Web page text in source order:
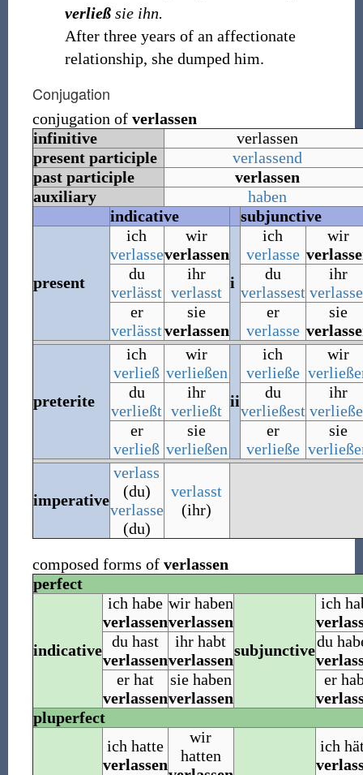
verließsie ihn.
After three years of an affectionate
relationship, she dumped him.
Conjugation
conjugation of verlassen
infinitive
verlassen
present participle
verlassend
past participle
verlassen
auxiliary
haben
indicative
subjunctive
present
ich
verlasse
wir
verlassen
i
ich
verlasse
wir
du
verlässt
ihr
verlasst
du
verlassest
ihr
er
verlässt
sie
verlassen
er
verlasse
sie
preterite
ich
verließ
wir
verließen
ii
ich
verließe
wir
du
verließt
ihr
verließt
du
verließest
ihr
er
verließ
sie
verließen
er
verließe
sie
imperative
verlass
(du)
verlasse
(du)
verlasst
(ihr)
composed forms of verlassen
perfect
indicative
ich habe
verlassen
wir haben
verlassen
subjunctive
ich
du hast
verlassen
ihr habt
verlassen
du
er hat
verlassen
sie haben
verlassen
er
pluperfect
ich hatte
verlassen
wir
hatten
ich